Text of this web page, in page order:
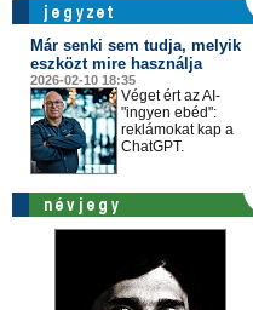
Már senki sem tudja, melyik
eszközt mire használja
2026-02-10 18:35
Véget ért az AI-
"ingyen ebéd":
reklámokat kap a
ChatGPT.